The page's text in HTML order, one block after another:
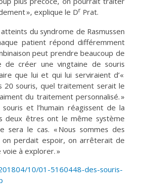
», explique le Dr Prat.
du syndrome de Rasmussen
patient répond différemment
peut prendre beaucoup de
de créer une vingtaine de souris
que lui et qui lui serviraient d’«
20 souris, quel traitement serait le
du traitement personnalisé. »
et l’humain réagissent de la
deux êtres ont le même système
sera le cas. « Nous sommes des
on perdait espoir, on arrêterait de
à explorer. »
10/01-5160448-des-souris-